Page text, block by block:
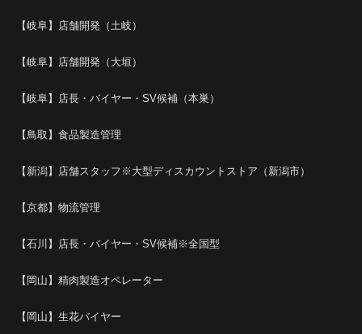
【岐阜】店舗開発（土岐）
【岐阜】店舗開発（大垣）
【岐阜】店長・バイヤー・SV候補（本巣）
【鳥取】食品製造管理
【新潟】店舗スタッフ※大型ディスカウントストア（新潟市）
【京都】物流管理
【石川】店長・バイヤー・SV候補※全国型
【岡山】精肉製造オペレーター
【岡山】生花バイヤー